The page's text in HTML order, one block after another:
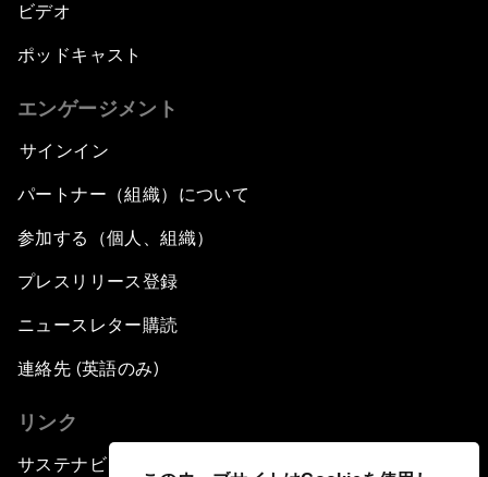
ビデオ
ポッドキャスト
エンゲージメント
サインイン
パートナー（組織）について
参加する（個人、組織）
プレスリリース登録
ニュースレター購読
連絡先 (英語のみ)
リンク
サステナビリティへの取り組み